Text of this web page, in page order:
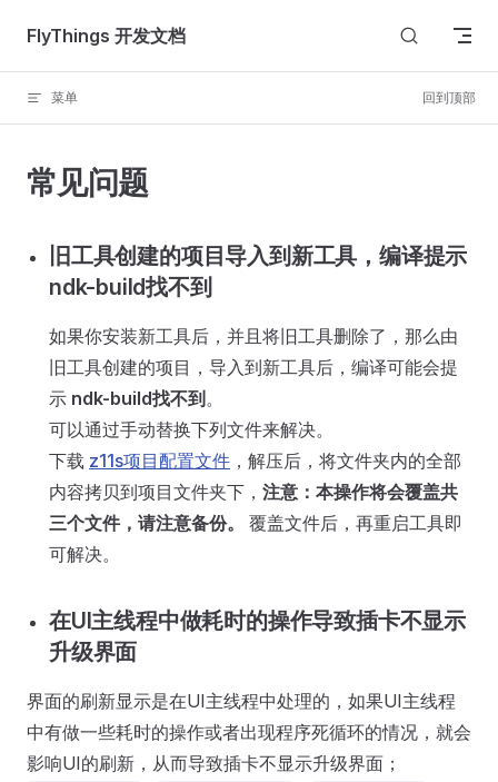
Skip to content
FlyThings 开发文档
菜单 回到顶部
常见问题
旧工具创建的项目导入到新工具，编译提示
ndk-build找不到
如果你安装新工具后，并且将旧工具删除了，那么由
旧工具创建的项目，导入到新工具后，编译可能会提
示 ndk-build找不到 。
可以通过手动替换下列文件来解决。
下载 z11s项目配置文件 ，解压后，将文件夹内的全部
内容拷贝到项目文件夹下， 注意：本操作将会覆盖共
三个文件，请注意备份。
覆盖文件后，再重启工具即
可解决。
在UI主线程中做耗时的操作导致插卡不显示
升级界面
界面的刷新显示是在UI主线程中处理的，如果UI主线程
中有做一些耗时的操作或者出现程序死循环的情况，就会
影响UI的刷新，从而导致插卡不显示升级界面；